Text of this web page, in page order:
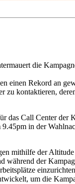
die
einen Rekord an
kontaktieren,
das Call Center
in der
mithilfe der
der
um die